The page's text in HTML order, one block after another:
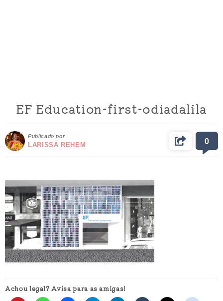
EF Education-first-odiadalila
Publicado por
LARISSA REHEM 0
Achou legal? Avisa para as amigas!